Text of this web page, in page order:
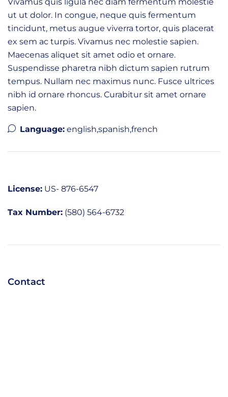
ut ut dolor. In congue, neque quis fermentum
tincidunt, metus augue viverra tortor, quis placerat
ex sem ac turpis. Vivamus nec molestie sapien.
Maecenas aliquet sit amet odio et ornare.
Suspendisse pharetra nibh dictum sapien rutrum
tempus. Nullam nec maximus nunc. Fusce ultrices
nibh id ornare rhoncus. Curabitur sit amet ornare
sapien.
Language: english,spanish,french
License: US- 876-6547
Tax Number: (580) 564-6732
Contact